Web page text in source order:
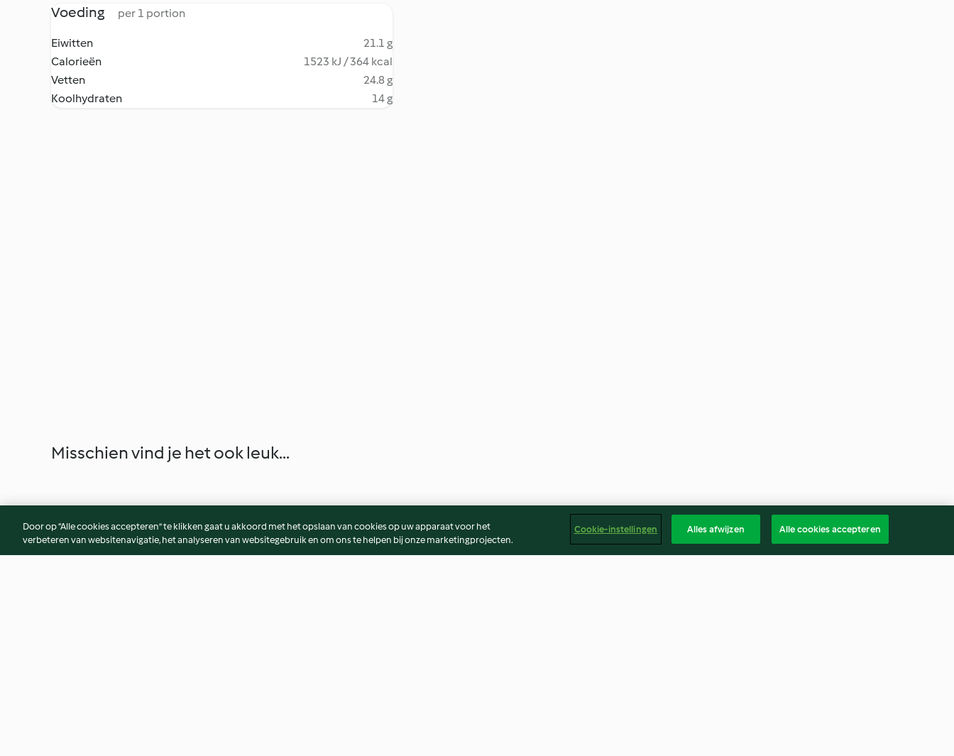
Voeding per 1 portion
Eiwitten
21.1 g
Calorieën
1523 kJ / 364 kcal
Vetten
24.8 g
Koolhydraten
14 g
Misschien vind je het ook leuk...
Door op “Alle cookies accepteren” te klikken gaat u akkoord met het opslaan van cookies op uw apparaat voor het
verbeteren van websitenavigatie, het analyseren van websitegebruik en om ons te helpen bij onze marketingprojecten.
Cookie-instellingen Alles afwijzen Alle cookies accepteren